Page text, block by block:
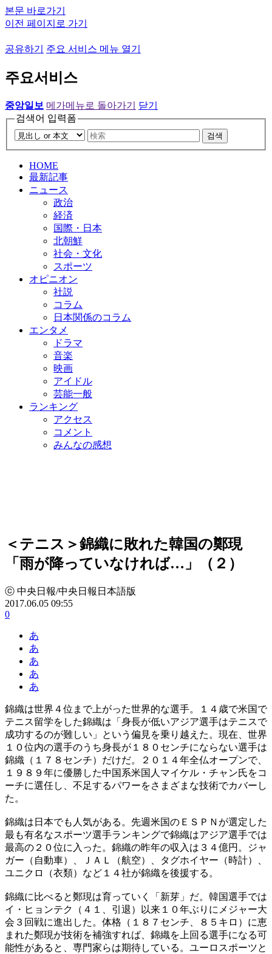
본문 바로가기
이전 페이지로 가기
공유하기 주요 서비스 메뉴 열기
주요서비스
중앙일보 메가메뉴로 돌아가기
닫기
검색어 입력폼
검색
HOME
最新記事
ニュース
政治
経済
国際・日本
北朝鮮
社会・文化
スポーツ
オピニオン
社説
コラム
日本関係のコラム
エンタメ
ドラマ
音楽
映画
アイドル
芸能一般
ランキング
アクセス
コメント
みんなの感想
＜テニス＞錦織に敗れた韓国の鄭現
「雨が降っていなければ…」（２）
ⓒ 中央日報/中央日報日本語版
2017.06.05 09:55
0
あ
あ
あ
あ
あ
錦織は世界４位まで上がった世界的な選手。１４歳で米国で
テニス留学をした錦織は「身長が低いアジア選手はテニスで
成功するのが難しい」という偏見を乗り越えた。現在、世界
１０位内の選手のうち身長が１８０センチにならない選手は
錦織（１７８センチ）だけだ。２０１４年全仏オープンで、
１９８９年に優勝した中国系米国人マイケル・チャン氏をコ
ーチに選任し、不足するパワーをさまざまな技術でカバーし
た。
錦織は日本でも人気がある。先週米国のＥＳＰＮが選定した
最も有名なスポーツ選手ランキングで錦織はアジア選手では
最高の２０位に入った。錦織の昨年の収入は３４億円。ジャ
ガー（自動車）、ＪＡＬ（航空）、タグホイヤー（時計）、
ユニクロ（衣類）など１４社が錦織を後援する。
錦織に比べると鄭現は育っていく「新芽」だ。韓国選手では
イ・ヒョンテク（４１、引退）以来１０年ぶりにメジャー大
会３回戦に進出した。体格（１８７センチ、８５キロ）に恵
まれた鄭現が技術を補強すれば、錦織を上回る選手になる可
能性があると、専門家らは期待している。ユーロスポーツと